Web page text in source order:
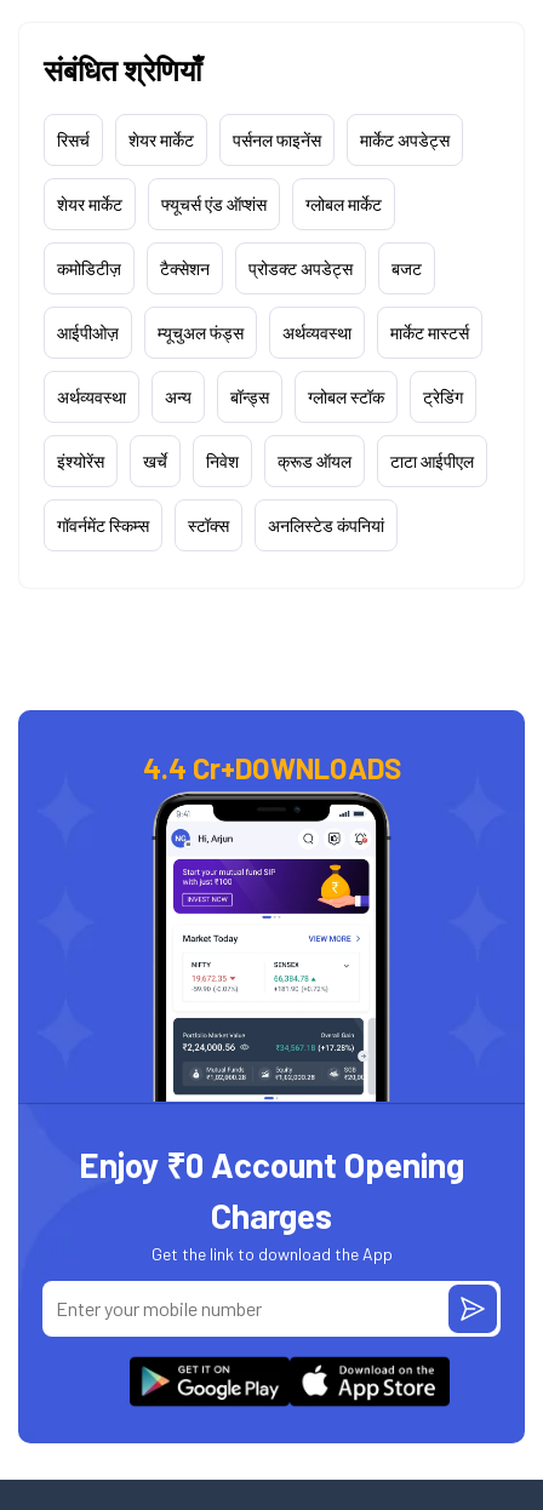
संबंधित श्रेणियाँ
रिसर्च शेयर मार्केट पर्सनल फाइनेंस मार्केट अपडेट्स
शेयर मार्केट फ्यूचर्स एंड ऑप्शंस ग्लोबल मार्केट
कमोडिटीज़ टैक्सेशन प्रोडक्ट अपडेट्स बजट
आईपीओज़ म्यूचुअल फंड्स अर्थव्यवस्था मार्केट मास्टर्स
अर्थव्यवस्था अन्य बॉन्ड्स ग्लोबल स्टॉक ट्रेडिंग
इंश्योरेंस खर्चे निवेश क्रूड ऑयल टाटा आईपीएल
गॉवर्नमेंट स्किम्स स्टॉक्स अनलिस्टेड कंपनियां
4.4 Cr+DOWNLOADS
Enjoy ₹0 Account Opening
Charges
Get the link to download the App